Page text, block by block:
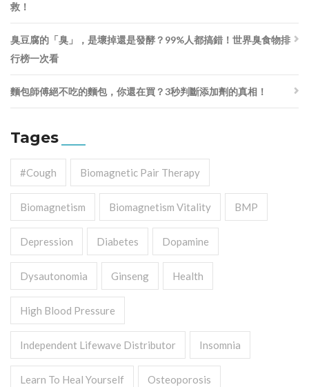
救！
臭豆腐的「臭」，是壞掉還是發酵？99%人都搞錯！世界臭食物排
行榜一次看
麵包師傅絕不吃的麵包，你還在買？3秒判斷添加劑的真相！
Tages
#cough Biomagnetic Pair Therapy
Biomagnetism Biomagnetism Vitality BMP
Depression Diabetes Dopamine
Dysautonomia Ginseng Health
High Blood Pressure
Independent Lifewave Distributor Insomnia
Learn To Heal Yourself Osteoporosis